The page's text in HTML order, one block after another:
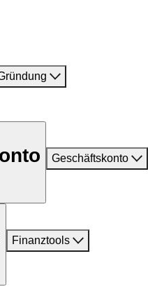
Geschäftskonto
Finanztools